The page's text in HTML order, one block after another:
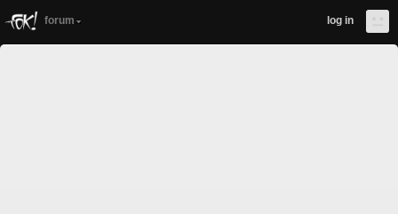
forum log in